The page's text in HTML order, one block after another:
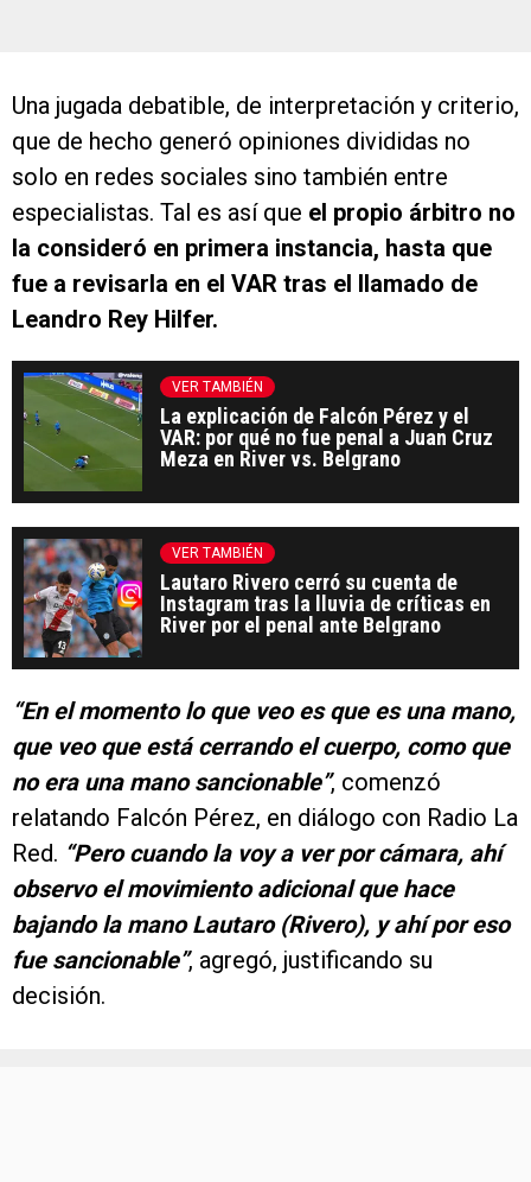
Una jugada debatible, de interpretación y criterio,
que de hecho generó opiniones divididas no
solo en redes sociales sino también entre
especialistas. Tal es así que el propio árbitro no
la consideró en primera instancia, hasta que
fue a revisarla en el VAR tras el llamado de
Leandro Rey Hilfer.
VER TAMBIÉN
La explicación de Falcón Pérez y el
VAR: por qué no fue penal a Juan Cruz
Meza en River vs. Belgrano
VER TAMBIÉN
Lautaro Rivero cerró su cuenta de
Instagram tras la lluvia de críticas en
River por el penal ante Belgrano
“En el momento lo que veo es que es una mano,
que veo que está cerrando el cuerpo, como que
no era una mano sancionable”, comenzó
relatando Falcón Pérez, en diálogo con Radio La
Red. “Pero cuando la voy a ver por cámara, ahí
observo el movimiento adicional que hace
bajando la mano Lautaro (Rivero), y ahí por eso
fue sancionable”, agregó, justificando su
decisión.